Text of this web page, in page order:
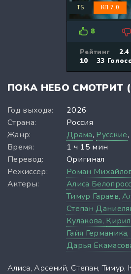
TS КП 7.0
8
Рейтинг
10
33
ПОКА НЕБО СМОТРИТ
Год выхода:
2026
Страна:
Россия
Жанр:
Драма, Русские,
Время:
1 ч 15 мин
Перевод:
Оригинал
Режиссер:
Роман
Актеры:
Алиса
Тимур Гараев,
Степан
Кулакова,
Гайя Германика,
Дарья
Алиса, Арсений, Степан, Тимур,